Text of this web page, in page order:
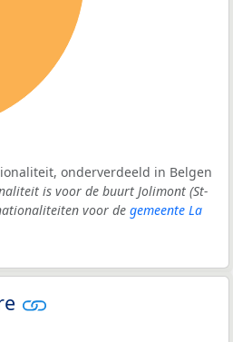
onderverdeeld in Belgen
is voor de buurt Jolimont (St-
voor de gemeente La